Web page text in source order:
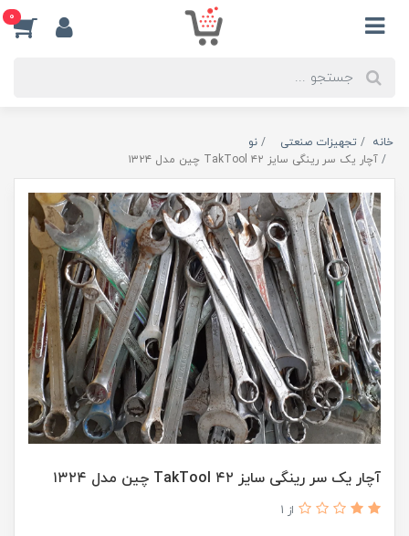
0
خانه تجهیزات صنعتی
نو
آچار یک سر رینگی سایز ۴۲ TakTool چین مدل ۱۳۲۴
آچار یک سر رینگی سایز ۴۲ TakTool چین مدل ۱۳۲۴
از 1